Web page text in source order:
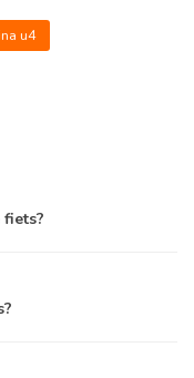
u4